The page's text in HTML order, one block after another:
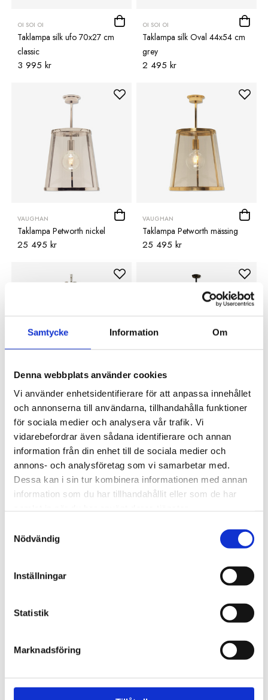
Samtycke Information Om
Denna webbplats använder cookies
Vi använder enhetsidentifierare för att anpassa innehållet
och annonserna till användarna, tillhandahålla funktioner
för sociala medier och analysera vår trafik. Vi
vidarebefordrar även sådana identifierare och annan
information från din enhet till de sociala medier och
annons- och analysföretag som vi samarbetar med.
Dessa kan i sin tur kombinera informationen med annan
information som du har tillhandahållit eller som de har
Nödvändig
Inställningar
Statistik
Marknadsföring
OI SOI OI
Taklampa silk ufo 70x27 cm
classic
3 995 kr
OI SOI OI
Taklampa silk Oval 44x54 cm
grey
2 495 kr
VAUGHAN
Taklampa Petworth nickel
25 495 kr
VAUGHAN
Taklampa Petworth mässing
25 495 kr
VAUGHAN
Taklampa Compiegne Leaf
Chandelier
52 495 kr
VAUGHAN
Taklampa Lancaster Kitchen
brons
43 495 kr
ink.skärmar
Bordslampa Dana inkl. svart